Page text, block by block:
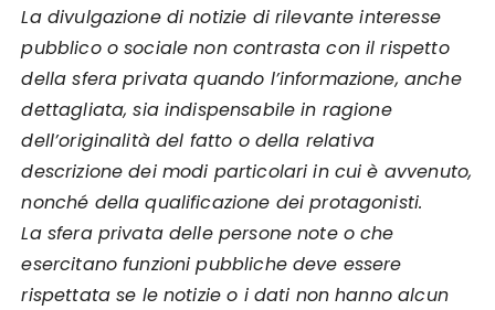
La divulgazione di notizie di rilevante interesse
pubblico o sociale non contrasta con il rispetto
della sfera privata quando l’informazione, anche
dettagliata, sia indispensabile in ragione
dell’originalità del fatto o della relativa
descrizione dei modi particolari in cui è avvenuto,
nonché della qualificazione dei protagonisti.
La sfera privata delle persone note o che
esercitano funzioni pubbliche deve essere
rispettata se le notizie o i dati non hanno alcun